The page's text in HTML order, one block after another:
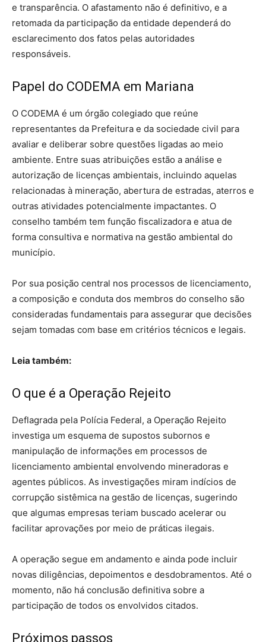
e transparência. O afastamento não é definitivo, e a
retomada da participação da entidade dependerá do
esclarecimento dos fatos pelas autoridades
responsáveis.
Papel do CODEMA em Mariana
O CODEMA é um órgão colegiado que reúne
representantes da Prefeitura e da sociedade civil para
avaliar e deliberar sobre questões ligadas ao meio
ambiente. Entre suas atribuições estão a análise e
autorização de licenças ambientais, incluindo aquelas
relacionadas à mineração, abertura de estradas, aterros e
outras atividades potencialmente impactantes. O
conselho também tem função fiscalizadora e atua de
forma consultiva e normativa na gestão ambiental do
município.
Por sua posição central nos processos de licenciamento,
a composição e conduta dos membros do conselho são
consideradas fundamentais para assegurar que decisões
sejam tomadas com base em critérios técnicos e legais.
Leia também:
O que é a Operação Rejeito
Deflagrada pela Polícia Federal, a Operação Rejeito
investiga um esquema de supostos subornos e
manipulação de informações em processos de
licenciamento ambiental envolvendo mineradoras e
agentes públicos. As investigações miram indícios de
corrupção sistêmica na gestão de licenças, sugerindo
que algumas empresas teriam buscado acelerar ou
facilitar aprovações por meio de práticas ilegais.
A operação segue em andamento e ainda pode incluir
novas diligências, depoimentos e desdobramentos. Até o
momento, não há conclusão definitiva sobre a
participação de todos os envolvidos citados.
Próximos passos